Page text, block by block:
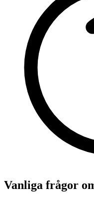
Vanliga frågor